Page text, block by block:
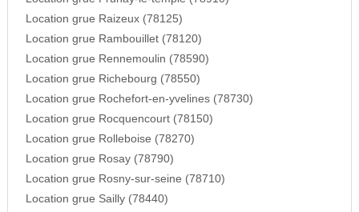
Location grue Raizeux (78125)
Location grue Rambouillet (78120)
Location grue Rennemoulin (78590)
Location grue Richebourg (78550)
Location grue Rochefort-en-yvelines (78730)
Location grue Rocquencourt (78150)
Location grue Rolleboise (78270)
Location grue Rosay (78790)
Location grue Rosny-sur-seine (78710)
Location grue Sailly (78440)